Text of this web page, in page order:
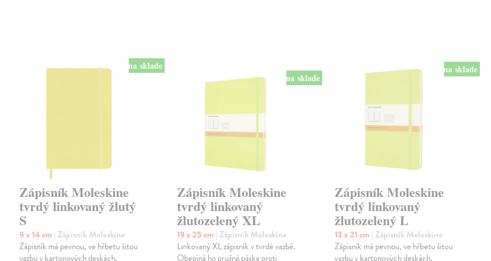
na sklade
Zápisník Moleskine
tvrdý linkovaný žlutý
S
9 x 14 cm | Zápisník Moleskine
Zápisník má pevnou, ve hřbetu šitou
vazbu v kartonových deskách.
na sklade
Zápisník Moleskine
tvrdý linkovaný
žlutozelený XL
19 x 25 cm | Zápisník Moleskine
Linkovaný XL zápisník v tvrdé vazbě.
Obepíná ho pružná páska proti
na sklade
Zápisník Moleskine
tvrdý linkovaný
žlutozelený L
13 x 21 cm | Zápisník Moleskine
Zápisník má pevnou, ve hřbetu šitou
vazbu v kartonových deskách.